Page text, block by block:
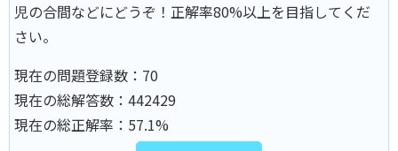
児の合間などにどうぞ！正解率80%以上を目指してくだ
さい。
現在の問題登録数： 70
現在の総解答数： 442429
現在の総正解率： 57.1%